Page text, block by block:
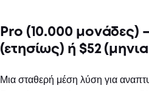
Pro (10.000 μονάδες)
(ετησίως) ή $52
Μια σταθερή μέση λύση για